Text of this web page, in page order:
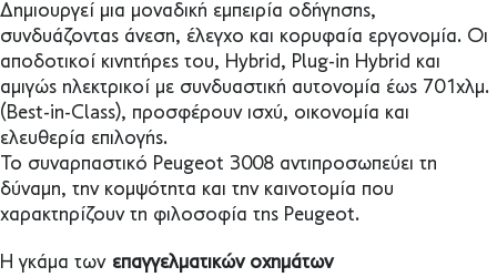
Δημιουργεί μια μοναδική εμπειρία οδήγησης,
συνδυάζοντας άνεση, έλεγχο και κορυφαία εργονομία. Οι
αποδοτικοί κινητήρες του, Hybrid, Plug-in Hybrid και
αμιγώς ηλεκτρικοί με συνδυαστική αυτονομία έως 701χλμ.
(Best-in-Class), προσφέρουν ισχύ, οικονομία και
ελευθερία επιλογής.
Το συναρπαστικό Peugeot 3008 αντιπροσωπεύει τη
δύναμη, την κομψότητα και την καινοτομία που
χαρακτηρίζουν τη φιλοσοφία της Peugeot.
Η γκάμα των επαγγελματικών οχημάτων